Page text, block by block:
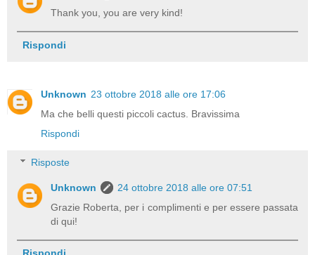
Thank you, you are very kind!
Rispondi
Unknown 23 ottobre 2018 alle ore 17:06
Ma che belli questi piccoli cactus. Bravissima
Rispondi
Risposte
Unknown
24 ottobre 2018 alle ore 07:51
Grazie Roberta, per i complimenti e per essere passata
di qui!